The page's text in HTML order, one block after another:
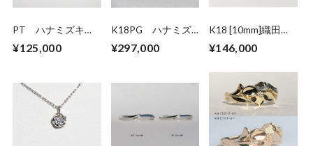
PT ハナミズキペ
ンダントネックレス
¥125,000
K18PG ハナミズ
キ ダイヤモンドリ
ング（受注生産）
¥297,000
K18 [10mm]織田木
瓜ペンダントネック
レス
¥146,000